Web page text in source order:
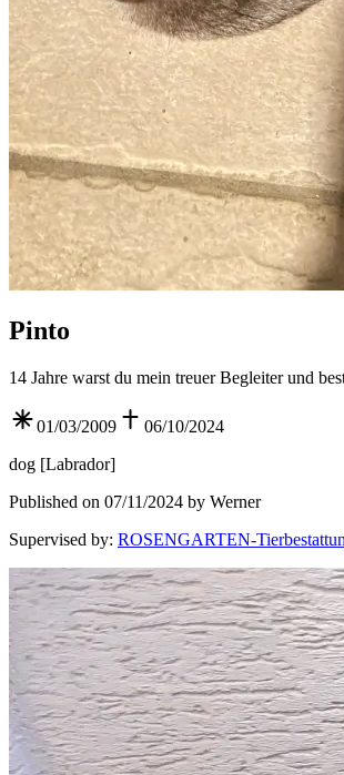
Pinto
14 Jahre warst du mein treuer Begleiter und
01/03/2009
06/10/2024
dog [Labrador]
Published on 07/11/2024 by Werner
Supervised by: ROSENGARTEN-